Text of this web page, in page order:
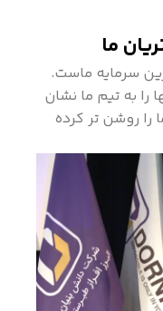
ما
سرمایه ماست.
به تیم ما نشان
روشن تر کرده